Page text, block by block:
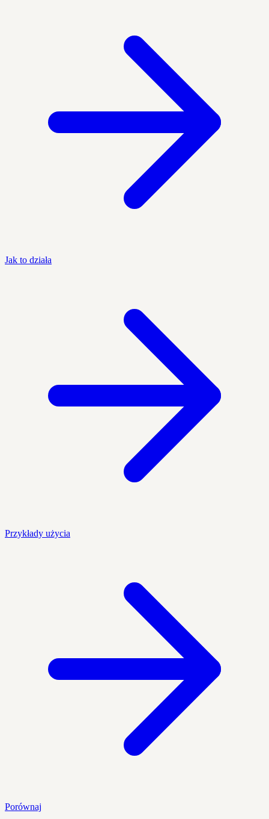
Jak to działa
Przykłady użycia
Porównaj